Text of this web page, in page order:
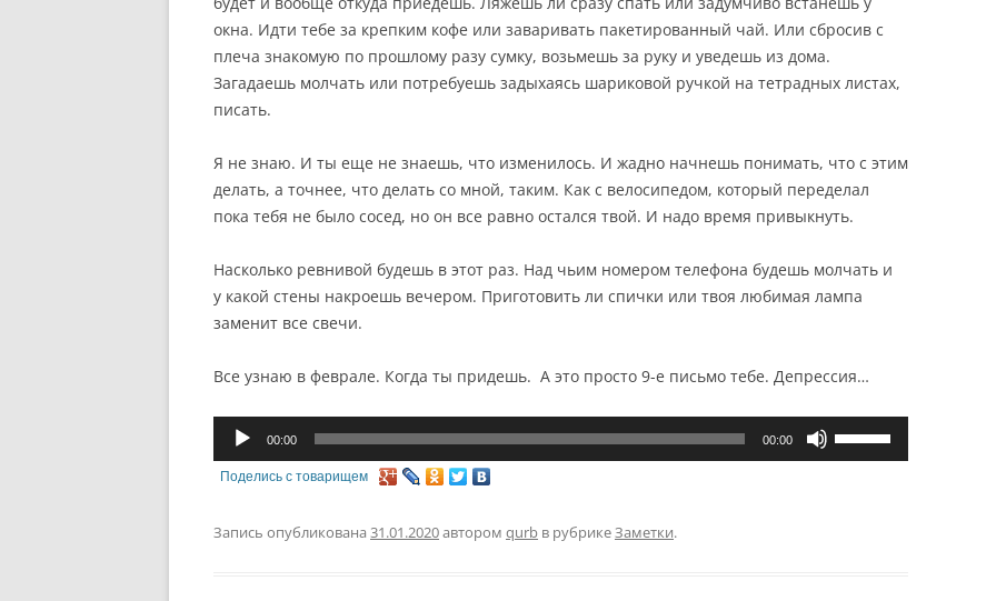
окна. Идти тебе за крепким кофе или заваривать пакетированный чай. Или сбросив с
плеча знакомую по прошлому разу сумку, возьмешь за руку и уведешь из дома.
Загадаешь молчать или потребуешь задыхаясь шариковой ручкой на тетрадных листах,
писать.
Я не знаю. И ты еще не знаешь, что изменилось. И жадно начнешь понимать, что с этим
делать, а точнее, что делать со мной, таким. Как с велосипедом, который переделал
пока тебя не было сосед, но он все равно остался твой. И надо время привыкнуть.
Насколько ревнивой будешь в этот раз. Над чьим номером телефона будешь молчать и
у какой стены накроешь вечером. Приготовить ли спички или твоя любимая лампа
заменит все свечи.
Все узнаю в феврале. Когда ты придешь. А это просто 9-е письмо тебе. Депрессия…
Аудиоплеер
00:00 00:00
Поделись с товарищем
Запись опубликована 31.01.2020автором qurb в рубрикеЗаметки.